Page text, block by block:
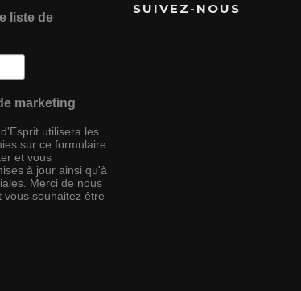
liste de
marketing
utilisera les
sur ce formulaire
et vous
à jour ainsi qu'à
Merci de nous
vous souhaitez être
SUIVEZ-NOUS